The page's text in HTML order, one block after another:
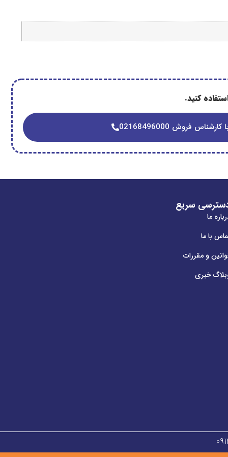
کنید.
فروش 02168496000
سریع
ما
با ما
و مقررات
خبری